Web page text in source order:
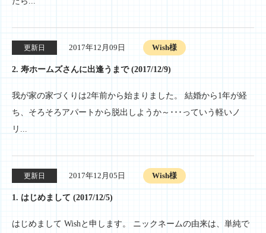
更新日 2017年12月09日 Wish様
2. 寿ホームズさんに出逢うまで (2017/12/9)
我が家の家づくりは2年前から始まりました。 結婚から1年が経
ち、そろそろアパートから脱出しようか～･･･っていう軽いノ
リ...
更新日 2017年12月05日 Wish様
1. はじめまして (2017/12/5)
はじめまして Wishと申します。 ニックネームの由来は、単純で